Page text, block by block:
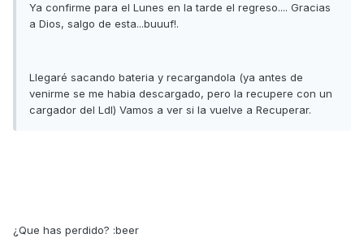
Ya confirme para el Lunes en la tarde el regreso.... Gracias
a Dios, salgo de esta...buuuf!.
Llegaré sacando bateria y recargandola (ya antes de
venirme se me habia descargado, pero la recupere con un
cargador del Ldl) Vamos a ver si la vuelve a Recuperar.
¿Que has perdido? :beer